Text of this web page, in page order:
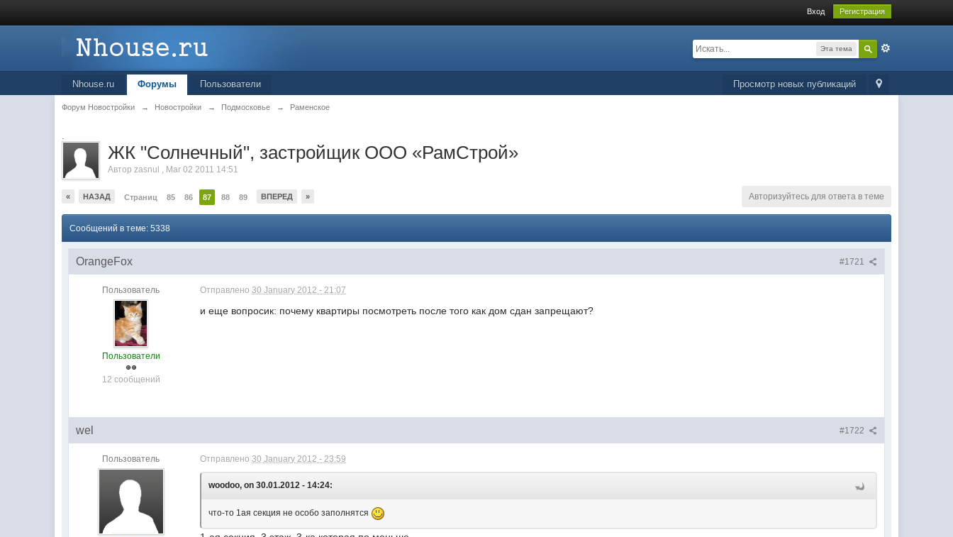
Вход Регистрация
Эта тема
Просмотр новых публикаций
Nhouse.ru Форумы Пользователи
Форум Новостройки → Новостройки → Подмосковье → Раменское
.
ЖК "Солнечный", застройщик ООО «РамСтрой»
Авторzasnul , Mar 02 2011 14:51
« НАЗАД Страниц 85 86 87 88 89 ВПЕРЕД » Авторизуйтесь для ответа в теме
Сообщений в теме: 5338
#1721
OrangeFox
Пользователь
Пользователи
12 сообщений
Отправлено30 January 2012 - 21:07
и еще вопросик: почему квартиры посмотреть после того как дом сдан запрещают?
#1722
wel
Пользователь Отправлено30 January 2012 - 23:59
woodoo, on 30.01.2012 - 14:24:
что-то 1ая секция не особо заполнятся